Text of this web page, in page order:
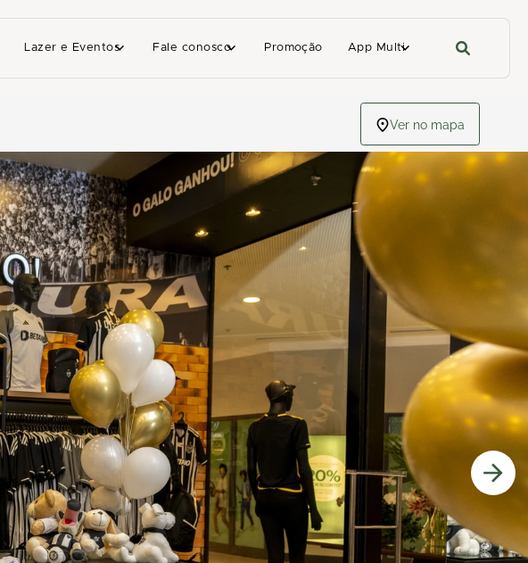
Lazer e Eventos Fale conosco Promoção App Multi
Ver no mapa